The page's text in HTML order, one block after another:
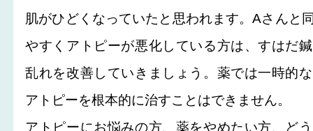
肌がひどくなっていたと思われます。Aさんと
やすくアトピーが悪化している方は、すはだ
乱れを改善していきましょう。薬では一時的
アトピーを根本的に治すことはできません。
アトピーにお悩みの方、薬をやめたい方、ど